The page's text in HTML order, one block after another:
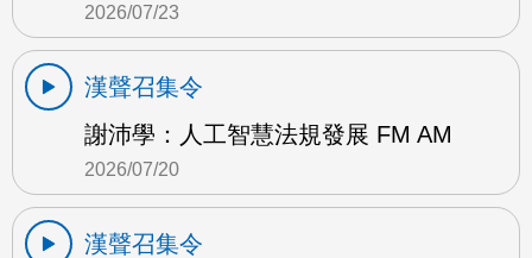
2026/07/23
漢聲召集令
謝沛學：人工智慧法規發展 FM AM
2026/07/20
漢聲召集令